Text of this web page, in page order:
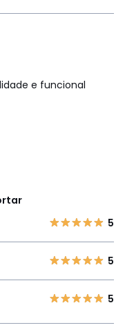
e funcional
5
5
5